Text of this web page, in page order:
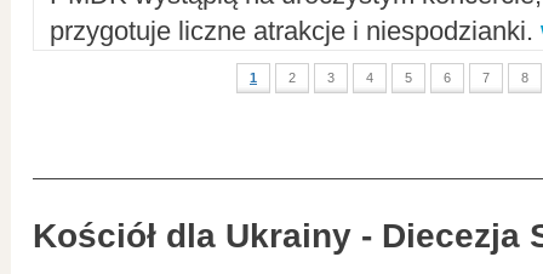
przygotuje liczne atrakcje i niespodzianki.
1 2 3 4 5 6 7 8
Kościół dla Ukrainy - Diecezja